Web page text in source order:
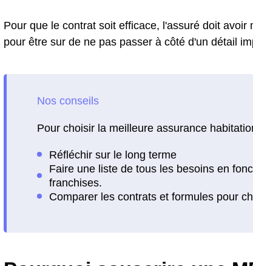
Pour que le contrat soit efficace, l'assuré doit
pour être sur de ne pas passer à côté d'un détail
Pour choisir la meilleure assurance